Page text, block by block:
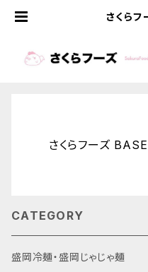
さくら
さくらフーズ
CATEGORY
盛岡冷麺・盛岡じゃじゃ麺